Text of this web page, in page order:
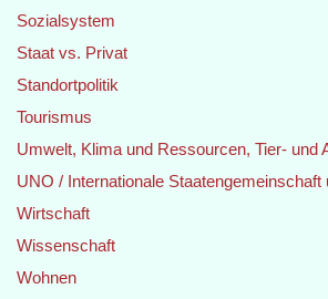
Sozialsystem
Staat vs. Privat
Standortpolitik
Tourismus
Umwelt, Klima und Ressourcen, Tier- und
UNO / Internationale Staatengemeinschaft
Wirtschaft
Wissenschaft
Wohnen